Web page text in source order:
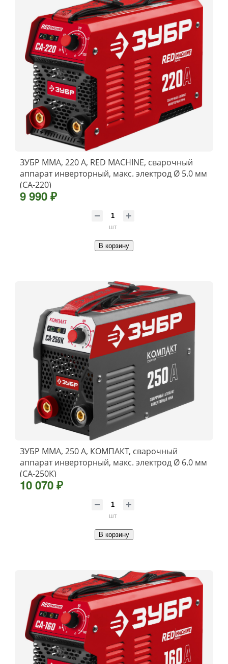
ЗУБР ММА, 220 А, RED MACHINE, сварочный
аппарат инверторный, макс. электрод Ø 5.0 мм
(СА-220)
9 990 ₽
шт
В корзину
ЗУБР ММА, 250 А, КОМПАКТ, сварочный
аппарат инверторный, макс. электрод Ø 6.0 мм
(СА-250К)
10 070 ₽
шт
В корзину